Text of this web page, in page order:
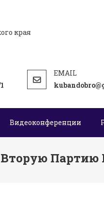
края
Видеоконференции